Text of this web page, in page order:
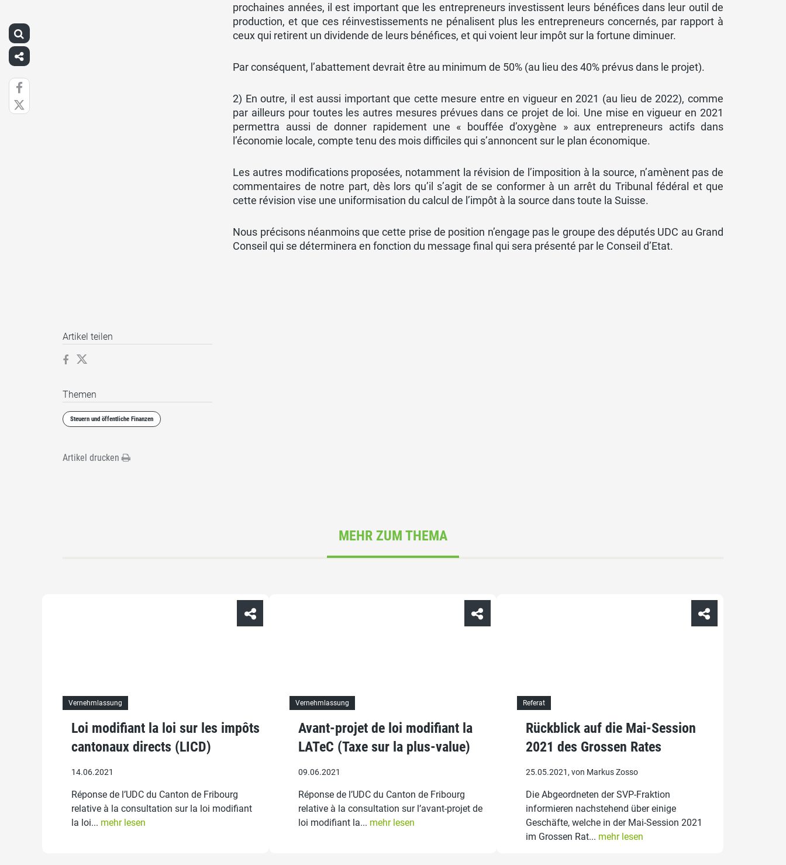
prochaines années, il est important que les entrepreneurs investissent leurs bénéfices dans leur outil de
production, et que ces réinvestissements ne pénalisent plus les entrepreneurs concernés, par rapport à
ceux qui retirent un dividende de leurs bénéfices, et qui voient leur impôt sur la fortune diminuer.
Par conséquent, l’abattement devrait être au minimum de 50% (au lieu des 40% prévus dans le projet).
2) En outre, il est aussi important que cette mesure entre en vigueur en 2021 (au lieu de 2022), comme
par ailleurs pour toutes les autres mesures prévues dans ce projet de loi. Une mise en vigueur en 2021
permettra aussi de donner rapidement une « bouffée d’oxygène » aux entrepreneurs actifs dans
l’économie locale, compte tenu des mois difficiles qui s’annoncent sur le plan économique.
Les autres modifications proposées, notamment la révision de l’imposition à la source, n’amènent pas de
commentaires de notre part, dès lors qu’il s’agit de se conformer à un arrêt du Tribunal fédéral et que
cette révision vise une uniformisation du calcul de l’impôt à la source dans toute la Suisse.
Nous précisons néanmoins que cette prise de position n’engage pas le groupe des députés UDC au Grand
Conseil qui se déterminera en fonction du message final qui sera présenté par le Conseil d’Etat.
Artikel teilen
Themen
Steuern und öffentliche Finanzen
Artikel drucken
MEHR ZUM THEMA
Vernehmlassung
Loi modifiant la loi sur les impôts
cantonaux directs (LICD)
14.06.2021
Réponse de l’UDC du Canton de Fribourg
relative à la consultation sur la loi modifiant
la loi... mehr lesen
Vernehmlassung
Avant-projet de loi modifiant la
LATeC (Taxe sur la plus-value)
09.06.2021
Réponse de l’UDC du Canton de Fribourg
relative à la consultation sur l’avant-projet de
loi modifiant la... mehr lesen
Referat
Rückblick auf die Mai-Session
2021 des Grossen Rates
25.05.2021, von Markus Zosso
Die Abgeordneten der SVP-Fraktion
informieren nachstehend über einige
Geschäfte, welche in der Mai-Session 2021
im Grossen Rat... mehr lesen